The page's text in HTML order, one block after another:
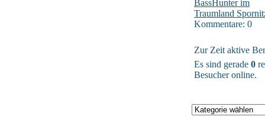
BassHunter im
Traumland
Kommentare: 0
Zur Zeit aktive
Es sind gerade 0
Besucher online.